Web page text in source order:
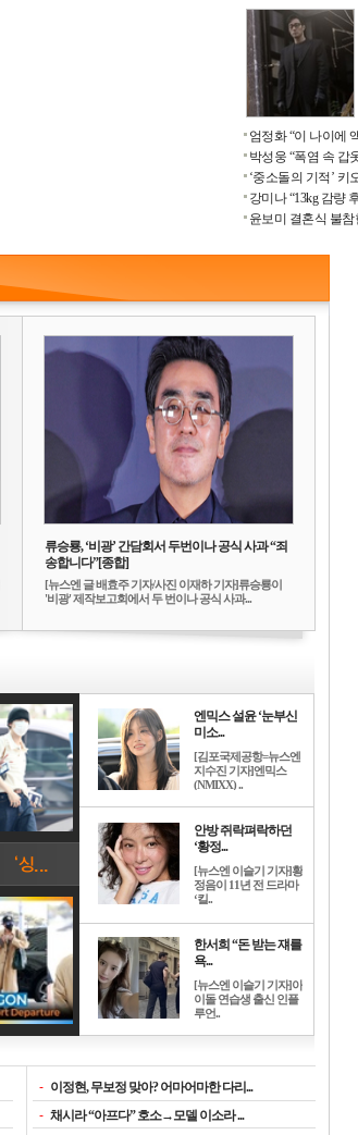
엄정화 “이 나이에
박성웅 “폭염 속 갑
‘중소돌의 기적’ 키
강미나 “13kg 감량
윤보미 결혼식 불참
류승룡, ‘비광’ 간담회서 두번이나 공식 사과 “죄
송합니다”[종합]
[뉴스엔 글 배효주 기자/사진 이재하 기자]류승룡이
'비광' 제작보고회에서 두 번이나 공식 사과...
엔믹스 설윤 ‘눈부신
미소...
[김포국제공항=뉴스엔
지수진 기자]엔믹스
(NMIXX) ..
안방 쥐락펴락하던
‘황정...
[뉴스엔 이슬기 기자]황
정음이 11년 전 드라마
‘킬..
한서희 “돈 받는 쟤를
욕...
[뉴스엔 이슬기 기자]아
이돌 연습생 출신 인플
루언..
- 이정현, 무보정 맞아? 어마어마한 다리...
- 채시라 “아프다” 호소→모델 이소라 ...